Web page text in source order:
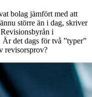
bolag jämfört med att
större än i dag, skriver
i
det dags för två ”typer”
revisorsprov?